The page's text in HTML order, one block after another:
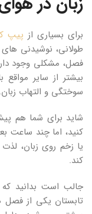
برای بسیاری از پیپ
طولانی، نوشیدنی
فصل، مشکلی وجود
بیشتر از سایر
سوختگی و التهاب زبان.
شاید برای شما هم
کنید، اما چند
یا زخم روی زبان،
کند.
جالب است بدانید
تابستان یکی از فصل